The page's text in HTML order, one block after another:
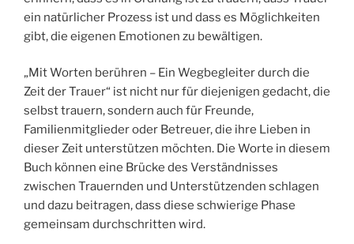
ein natürlicher Prozess ist und dass es Möglichkeiten
gibt, die eigenen Emotionen zu bewältigen.
„Mit Worten berühren – Ein Wegbegleiter durch die
Zeit der Trauer“ ist nicht nur für diejenigen gedacht, die
selbst trauern, sondern auch für Freunde,
Familienmitglieder oder Betreuer, die ihre Lieben in
dieser Zeit unterstützen möchten. Die Worte in diesem
Buch können eine Brücke des Verständnisses
zwischen Trauernden und Unterstützenden schlagen
und dazu beitragen, dass diese schwierige Phase
gemeinsam durchschritten wird.